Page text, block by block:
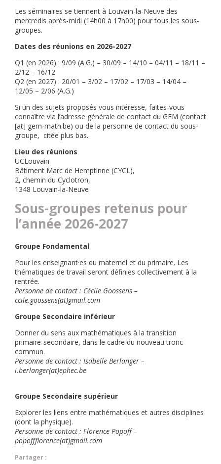
Les séminaires se tiennent à Louvain-la-Neuve des
mercredis après-midi (14h00 à 17h00) pour tous les sous-
groupes.
Dates des réunions en 2026-2027
Q1 (en 2026) : 9/09 (A.G.) – 30/09 – 14/10 – 04/11 – 18/11 –
2/12 – 16/12
Q2 (en 2027) : 20/01 – 3/02 – 17/02 – 17/03 – 14/04 –
12/05 – 2/06 (A.G.)
Si un des sujets proposés vous intéresse, faites-vous
connaître via l’adresse générale de contact du GEM (contact
[at] gem-math.be) ou de la personne de contact du sous-
groupe, citée plus bas.
Lieu des réunions
UCLouvain
Bâtiment Marc de Hemptinne (CYCL),
2, chemin du Cyclotron,
1348 Louvain-la-Neuve
Sous-groupes retenus pour
l’année 2026-2027
Groupe Fondamental
Pour les enseignant·es du maternel et du primaire. Les
thématiques de travail seront définies collectivement à la
rentrée.
Personne de contact : Cécile Goossens –
ccile.goossens(at)gmail.com
Groupe Secondaire inférieur
Donner du sens aux mathématiques à la transition
primaire-secondaire, dans le cadre du nouveau tronc
commun.
Personne de contact : Isabelle Berlanger –
i.berlanger(at)ephec.be
Groupe Secondaire supérieur
Explorer les liens entre mathématiques et autres disciplines
(dont la physique).
Personne de contact : Florence Popoff –
popoffflorence(at)gmail.com
Partager :